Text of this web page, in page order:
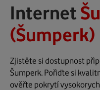
Internet
(Šumperk)
Zjistěte si dostupnost
Šumperk. Pořiďte si
ověřte pokrytí